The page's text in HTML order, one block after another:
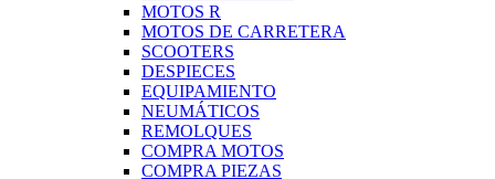
MOTOS R
MOTOS DE CARRETERA
SCOOTERS
DESPIECES
EQUIPAMIENTO
NEUMÁTICOS
REMOLQUES
COMPRA MOTOS
COMPRA PIEZAS